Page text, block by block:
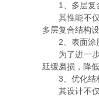
1、多层复
其性能不仅
多层复合结构
2、表面涂
为了进一步
延缓磨损，降
3、优化结
其设计不仅